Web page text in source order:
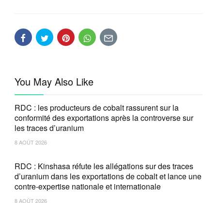
You May Also Like
RDC : les producteurs de cobalt rassurent sur la
conformité des exportations après la controverse sur
les traces d’uranium
8 AOÛT 2026
RDC : Kinshasa réfute les allégations sur des traces
d’uranium dans les exportations de cobalt et lance une
contre-expertise nationale et internationale
8 AOÛT 2026